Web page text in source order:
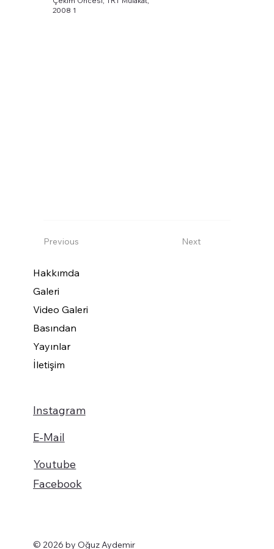
2008 1
Previous Next
Hakkımda
Galeri
Video Galeri
Basından
Yayınlar
İletişim
Instagram
Facebook
Youtube
E-Mail
© 2026 by Oğuz Aydemir